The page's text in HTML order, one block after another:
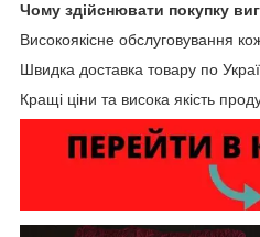
Чому здійснювати покупку
Високоякісне обслуговування
Швидка доставка товару по
Кращі ціни та висока якість